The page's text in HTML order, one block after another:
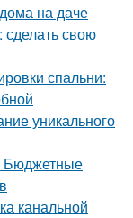
на даче
сделать свою
спальни:
уникального
Бюджетные
канальной